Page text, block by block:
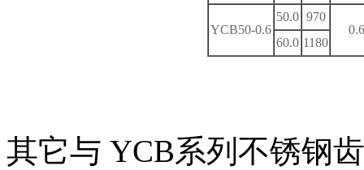
YCB50-0.6
50.0 970
0.6
60.0 1180
其它与 YCB系列不锈钢